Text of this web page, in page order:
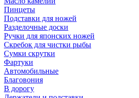
Пинцеты
Подставки для ножей
Разделочные доски
Ручки для японских ножей
Скребок для чистки рыбы
Сумки скрутки
Фартуки
Автомобильные
Благовония
В дорогу